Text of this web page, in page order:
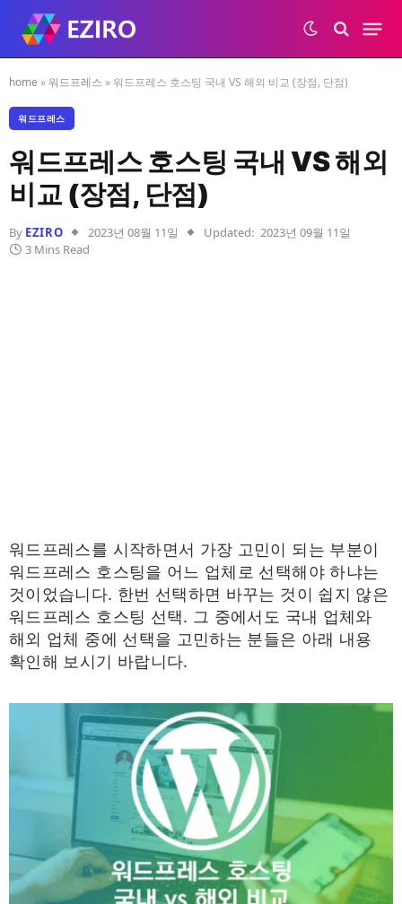
home »워드프레스 »워드프레스 호스팅 국내 VS 해외 비교 (장점, 단점)
워드프레스
워드프레스 호스팅 국내 VS 해외
비교 (장점, 단점)
By EZIRO 2023년 08월 11일 Updated: 2023년 09월 11일
3 Mins Read
워드프레스를 시작하면서 가장 고민이 되는 부분이
워드프레스 호스팅을 어느 업체로 선택해야 하냐는
것이었습니다. 한번 선택하면 바꾸는 것이 쉽지 않은
워드프레스 호스팅 선택. 그 중에서도 국내 업체와
해외 업체 중에 선택을 고민하는 분들은 아래 내용
확인해 보시기 바랍니다.